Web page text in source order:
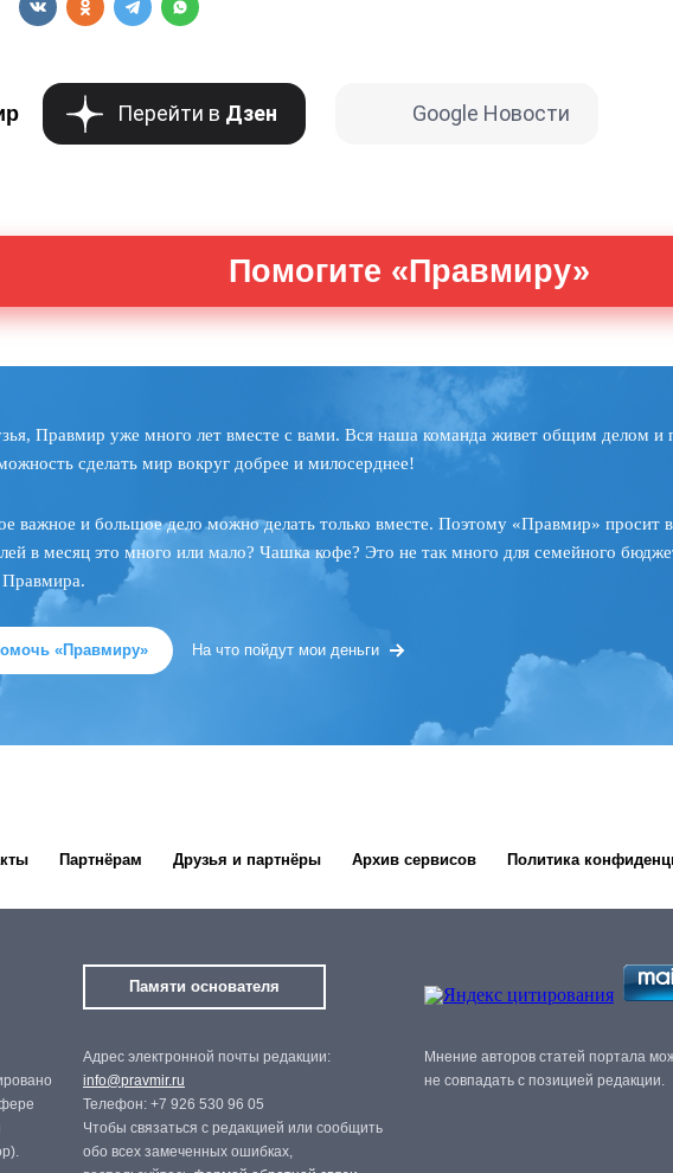
Перейти в Дзен Google Новости
Помогите «Правмиру»
Правмир уже много лет вместе с вами. Вся наша команда живет общим делом и
сделать мир вокруг добрее и милосерднее!
важное и большое дело можно делать только вместе. Поэтому «Правмир» просит
в месяц это много или мало? Чашка кофе? Это не так много для семейного
Правмира.
«Правмиру» На что пойдут мои деньги
Партнёрам Друзья и партнёры Архив сервисов Политика
Памяти основателя
Адрес электронной почты редакции:
info@pravmir.ru
Телефон: +7 926 530 96 05
Чтобы связаться с редакцией или сообщить
обо всех замеченных ошибках,
Мнение авторов статей портала
не совпадать с позицией редакции.